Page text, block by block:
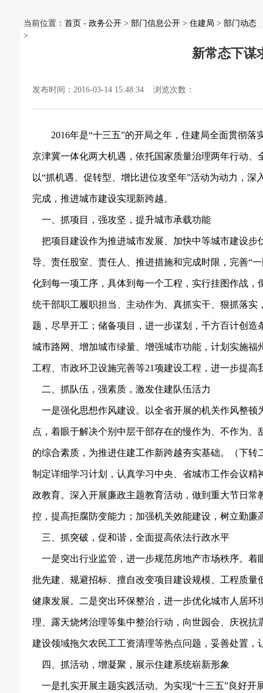
当前位置： 首页 - 政务公开 > 部门信息公开 > 住建局 > 部门动态
>
新常态下谋
发布时间：2016-03-14 15:48:34 浏览次数：
2016年是“十三五”的开局之年，住建局全面贯彻
京津冀一体化两大机遇，依托国家质量治理两年行动
以“抓机遇、促转型、增比进位攻坚年”活动为动力，
完成，推进城市建设实现新跨越。
一、抓项目，强攻坚，提升城市承载功能
把项目建设作为推进城市发展、加快中等城市建设
导、责任股室、责任人、推进措施和完成时限，完善“
化到每一项工序，具体到每一个工程，实行挂图作战
统干部职工履职担当、主动作为、真抓实干、狠抓落
题，尽早开工；储备项目，进一步谋划，千方百计创
城市路网、增加城市绿量、增强城市功能，计划实施
工程、市政环卫设施完善等21项建设工程，进一步提高
二、抓队伍，强素质，激发住建队伍活力
一是强化思想作风建设。以全省开展的机关作风整
点，着眼于解决个别中层干部存在的慢作为、不作为、
的综合素质，为推进住建工作新跨越夯实基础。（下
制定详细学习计划，认真学习中央、省城市工作会议
政教育。深入开展廉政主题教育活动，做到重大节日
控，提高拒腐防变能力；加强机关效能建设，树立勤廉
三、抓突破，促和谐，全面提高依法行政水平
一是突出行业监管，进一步规范房地产市场秩序。
批先建、规避招标、擅自改变项目建设规模、工程质量
健康发展。二是突出环保整治，进一步优化城市人居
理、露天烧烤治理等集中整治行动，向世园会、庆祝抗
建设领域拖欠农民工工资清理等热点问题，妥善处置，
四、抓活动，增凝聚，展示住建系统崭新形象
一是扎实开展主题实践活动。为实现“十三五”良好